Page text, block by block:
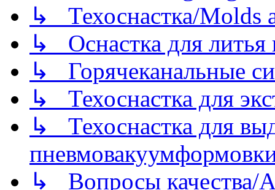
↳ Техоснастка/Molds
↳ Оснастка для литья
↳ Горячеканальные
↳ Техоснастка для
↳ Техоснастка для
↳ Вопросы качества/